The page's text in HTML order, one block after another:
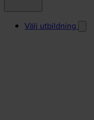
Välj utbildning